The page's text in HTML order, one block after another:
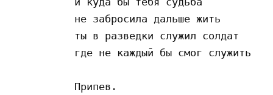
не забросила дальше жить
ты в разведки служил солдат
где не каждый бы смог служить